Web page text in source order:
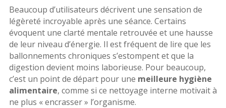
Beaucoup d’utilisateurs décrivent une sensation de
légèreté incroyable après une séance. Certains
évoquent une clarté mentale retrouvée et une hausse
de leur niveau d’énergie. Il est fréquent de lire que les
ballonnements chroniques s’estompent et que la
digestion devient moins laborieuse. Pour beaucoup,
c’est un point de départ pour une meilleure hygiène
alimentaire, comme si ce nettoyage interne motivait à
ne plus « encrasser » l’organisme.